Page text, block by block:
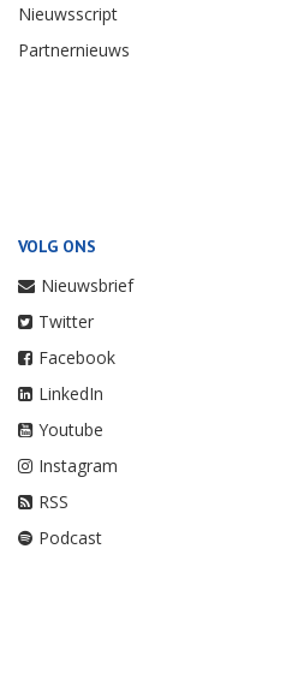
Nieuwsscript
Partnernieuws
VOLG ONS
Nieuwsbrief
Twitter
Facebook
LinkedIn
Youtube
Instagram
RSS
Podcast